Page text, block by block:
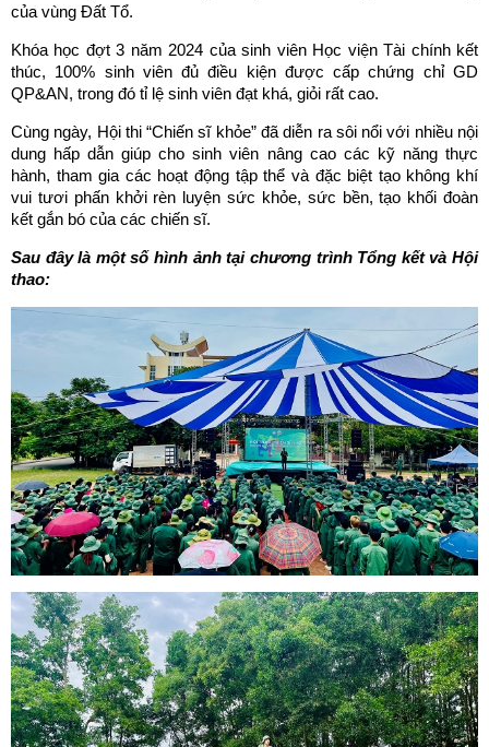
của vùng Đất Tổ.
Khóa học đợt 3 năm 2024 của sinh viên Học viện Tài chính kết
thúc, 100% sinh viên đủ điều kiện được cấp chứng chỉ GD
QP&AN, trong đó tỉ lệ sinh viên đạt khá, giỏi rất cao.
Cùng ngày, Hội thi “Chiến sĩ khỏe” đã diễn ra sôi nổi với nhiều nội
dung hấp dẫn giúp cho sinh viên nâng cao các kỹ năng thực
hành, tham gia các hoạt động tập thể và đặc biệt tạo không khí
vui tươi phấn khởi rèn luyện sức khỏe, sức bền, tạo khối đoàn
kết gắn bó của các chiến sĩ.
Sau đây là một số hình ảnh tại chương trình Tổng kết và Hội
thao: